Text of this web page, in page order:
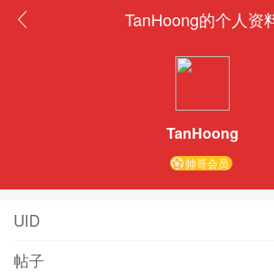
TanHoong的个人资
TanHoong
帅哥会员
UID
帖子